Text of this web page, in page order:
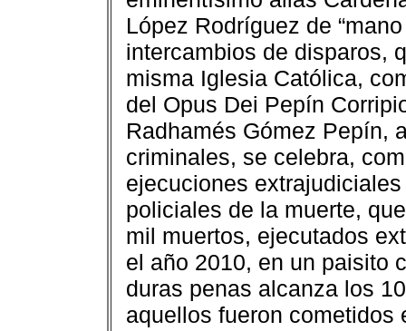
López Rodríguez de
intercambios de disparos,
misma Iglesia Católica,
del Opus Dei Pepín
Radhamés Gómez Pepín,
criminales, se celebra,
ejecuciones
policiales de la muerte,
mil muertos, ejecutados
el año 2010, en un paisito
duras penas alcanza los
aquellos fueron